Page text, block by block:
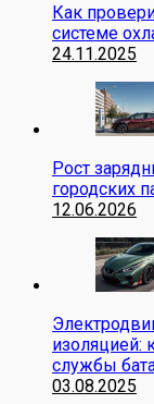
Как
системе
24.11.2025
Рост
городских
12.06.2026
изоляцией:
службы
03.08.2025